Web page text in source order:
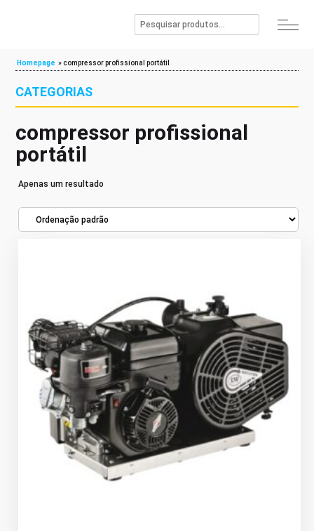
Homepage »compressor profissional portátil
CATEGORIAS
compressor profissional
portátil
Apenas um resultado